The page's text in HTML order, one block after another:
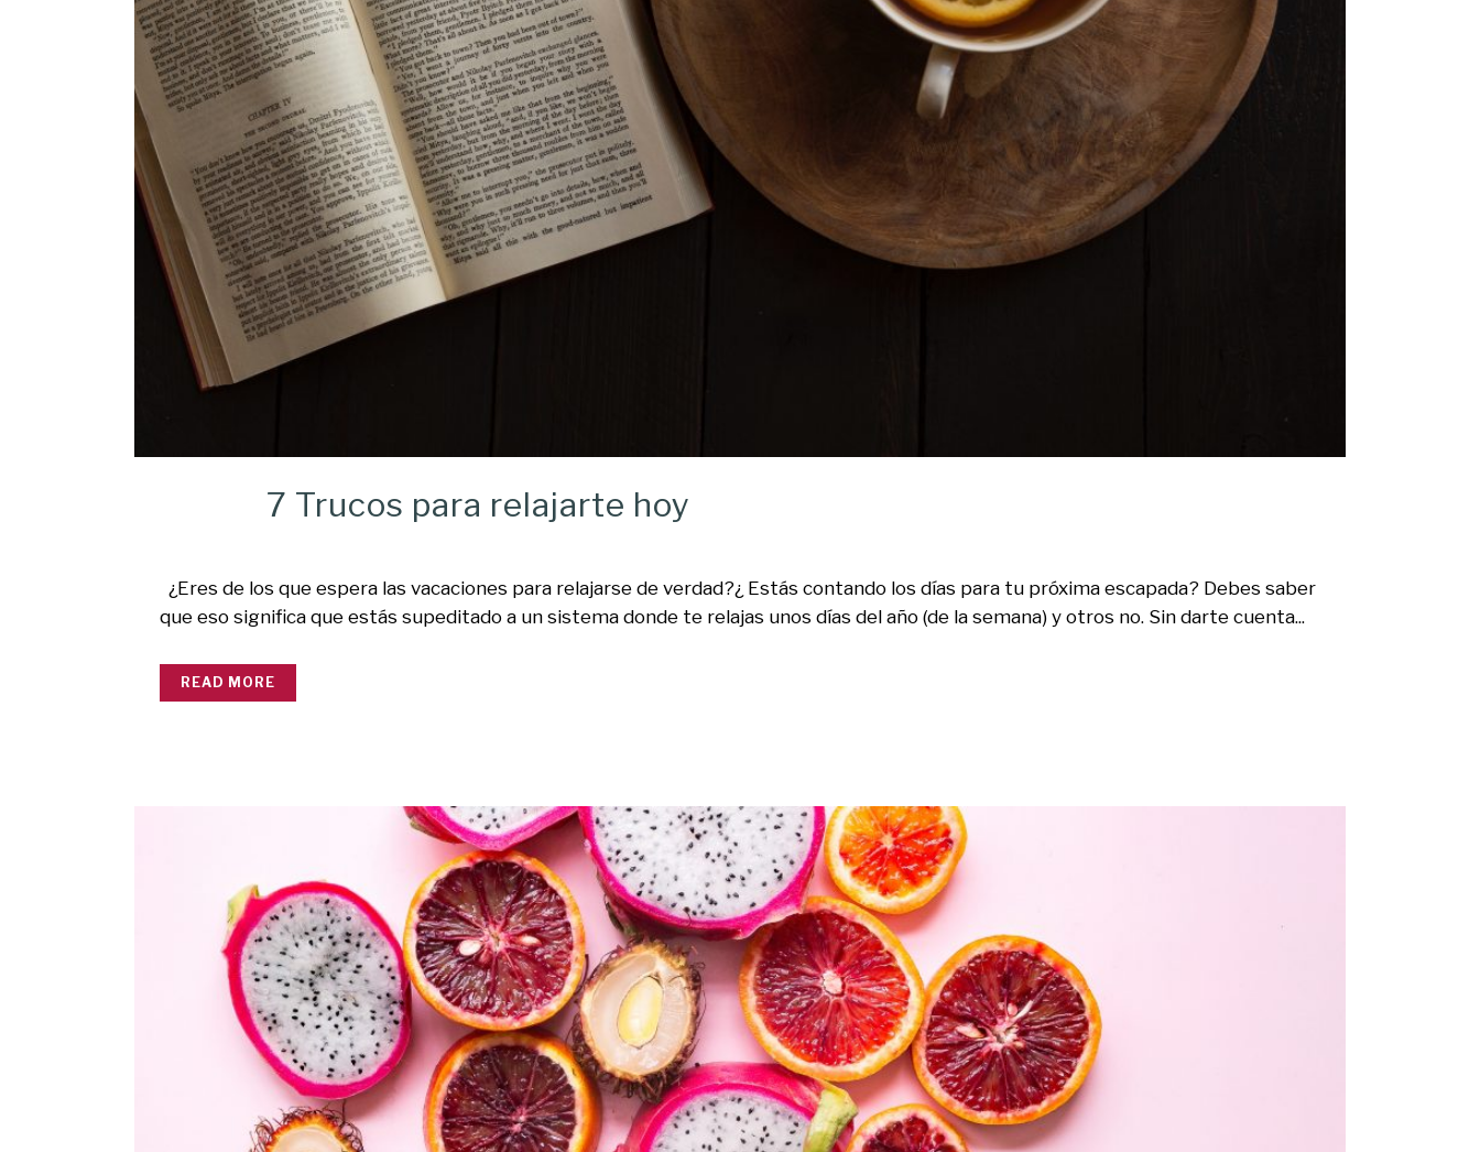
7 Trucos para relajarte hoy
¿Eres de los que espera las vacaciones para relajarse de verdad?¿ Estás contando los días para tu próxima escapada? Debes saber
que eso significa que estás supeditado a un sistema donde te relajas unos días del año (de la semana) y otros no. Sin darte cuenta...
READ MORE